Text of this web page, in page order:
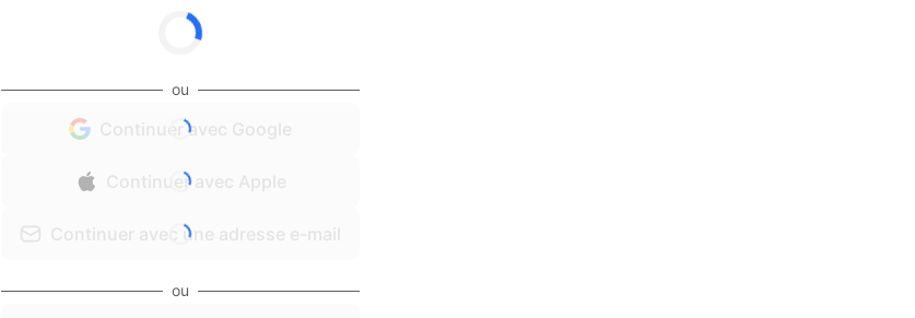
ou
Continuer avec Google
Continuer avec Apple
Continuer avec une adresse e-mail
ou